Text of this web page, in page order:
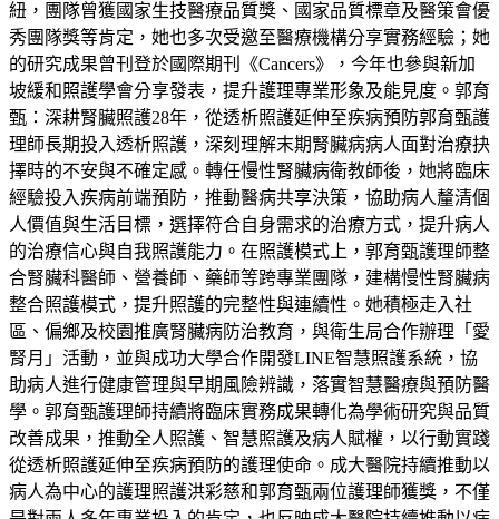
紐，團隊曾獲國家生技醫療品質獎、國家品質標章及醫策會優
秀團隊獎等肯定，她也多次受邀至醫療機構分享實務經驗；她
的研究成果曾刊登於國際期刊《Cancers》，今年也參與新加
坡緩和照護學會分享發表，提升護理專業形象及能見度。郭育
甄：深耕腎臟照護28年，從透析照護延伸至疾病預防郭育甄護
理師長期投入透析照護，深刻理解末期腎臟病病人面對治療抉
擇時的不安與不確定感。轉任慢性腎臟病衛教師後，她將臨床
經驗投入疾病前端預防，推動醫病共享決策，協助病人釐清個
人價值與生活目標，選擇符合自身需求的治療方式，提升病人
的治療信心與自我照護能力。在照護模式上，郭育甄護理師整
合腎臟科醫師、營養師、藥師等跨專業團隊，建構慢性腎臟病
整合照護模式，提升照護的完整性與連續性。她積極走入社
區、偏鄉及校園推廣腎臟病防治教育，與衛生局合作辦理「愛
腎月」活動，並與成功大學合作開發LINE智慧照護系統，協
助病人進行健康管理與早期風險辨識，落實智慧醫療與預防醫
學。郭育甄護理師持續將臨床實務成果轉化為學術研究與品質
改善成果，推動全人照護、智慧照護及病人賦權，以行動實踐
從透析照護延伸至疾病預防的護理使命。成大醫院持續推動以
病人為中心的護理照護洪彩慈和郭育甄兩位護理師獲獎，不僅